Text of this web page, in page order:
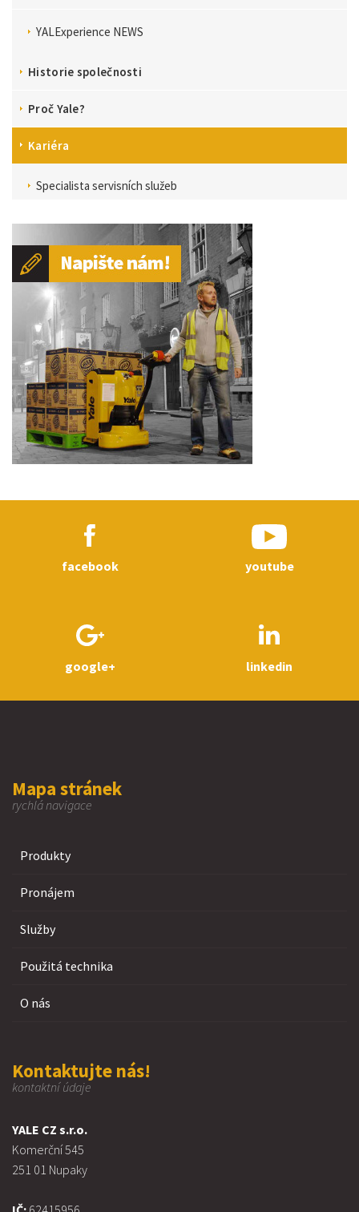
YALExperience NEWS
Historie společnosti
Proč Yale?
Kariéra
Specialista servisních služeb
facebook youtube
google+ linkedin
Mapa stránek
rychlá navigace
Produkty
Pronájem
Služby
Použitá technika
O nás
Kontaktujte nás!
kontaktní údaje
YALE CZ s.r.o.
Komerční 545
251 01 Nupaky